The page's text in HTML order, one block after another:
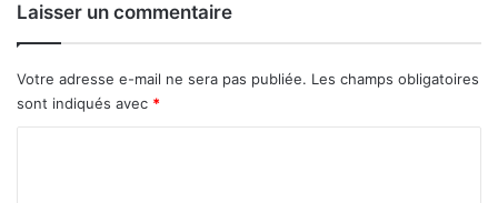
i
a
r
s
d
Laisser un commentaire
Votre adresse e-mail ne sera pas publiée. Les champs obligatoires
sont indiqués avec *